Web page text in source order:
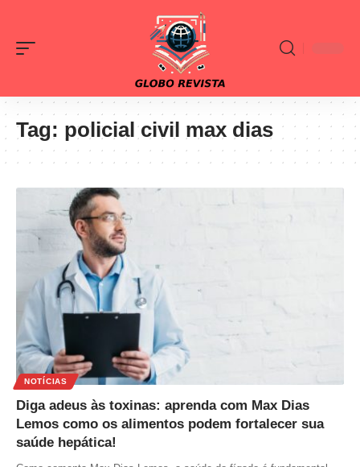
Tag: policial civil max dias
NOTÍCIAS
Diga adeus às toxinas: aprenda com Max Dias
Lemos como os alimentos podem fortalecer sua
saúde hepática!